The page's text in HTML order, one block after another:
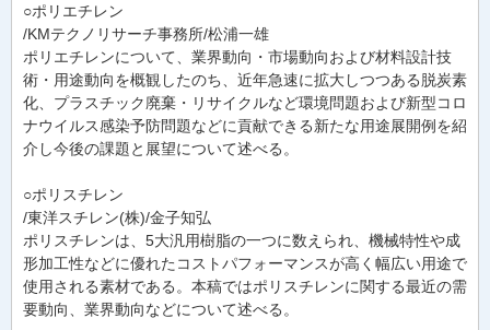
○ポリエチレン
/KMテクノリサーチ事務所/松浦一雄
ポリエチレンについて、業界動向・市場動向および材料設計技
術・用途動向を概観したのち、近年急速に拡大しつつある脱炭素
化、プラスチック廃棄・リサイクルなど環境問題および新型コロ
ナウイルス感染予防問題などに貢献できる新たな用途展開例を紹
介し今後の課題と展望について述べる。
○ポリスチレン
/東洋スチレン(株)/金子知弘
ポリスチレンは、5大汎用樹脂の一つに数えられ、機械特性や成
形加工性などに優れたコストパフォーマンスが高く幅広い用途で
使用される素材である。本稿ではポリスチレンに関する最近の需
要動向、業界動向などについて述べる。